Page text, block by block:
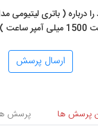
کنید
ارسال پرسش
پرسش ها پرسش